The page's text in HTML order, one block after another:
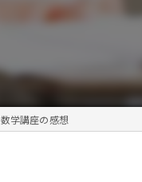
数学講座の感想